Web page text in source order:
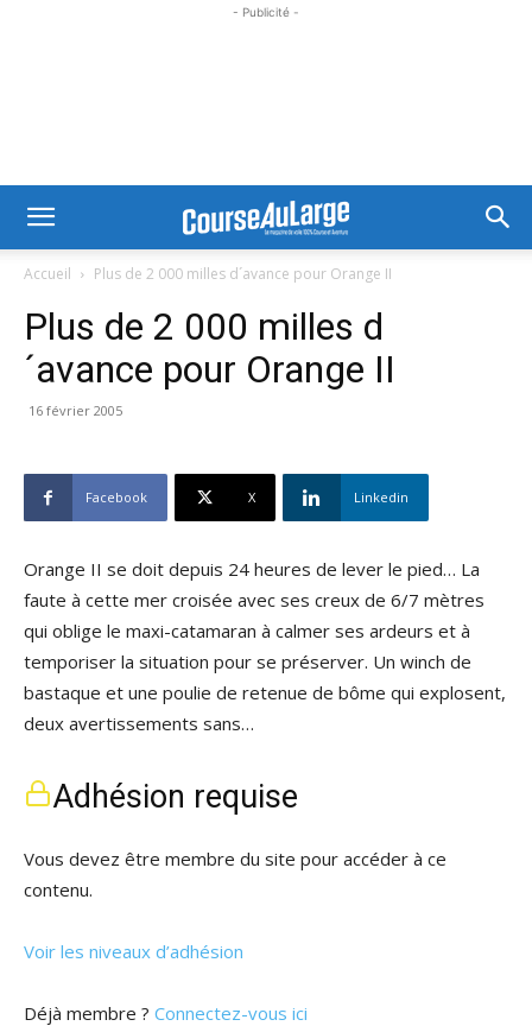
- Publicité -
Accueil Plus de 2 000 milles d´avance pour Orange II
Plus de 2 000 milles d
´avance pour Orange II
16 février 2005
Facebook X Linkedin
Orange II se doit depuis 24 heures de lever le pied… La
faute à cette mer croisée avec ses creux de 6/7 mètres
qui oblige le maxi-catamaran à calmer ses ardeurs et à
temporiser la situation pour se préserver. Un winch de
bastaque et une poulie de retenue de bôme qui explosent,
deux avertissements sans…
Adhésion requise
Vous devez être membre du site pour accéder à ce
contenu.
Voir les niveaux d’adhésion
Déjà membre ? Connectez-vous ici